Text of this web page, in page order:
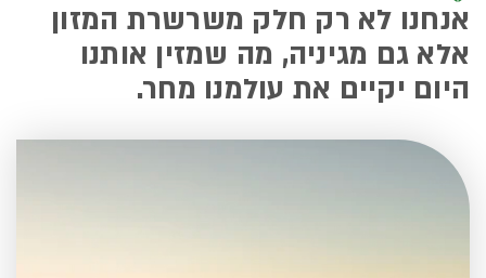
אנחנו לא רק חלק משרשרת המזון
אלא גם מגיניה, מה שמזין אותנו
היום יקיים את עולמנו מחר.